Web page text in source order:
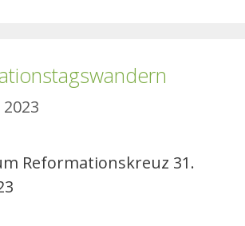
Reformationskreuz 31.